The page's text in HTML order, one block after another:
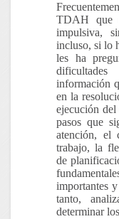
TDAH que
impulsiva,
incluso, si lo
les ha
información
en la
ejecución
pasos que
atención, el
trabajo, la
de
importantes
tanto,
determinar